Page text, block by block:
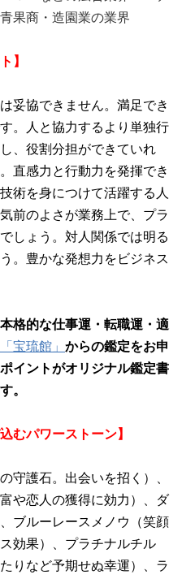
果商・造園業の業界
】
妥協できません。満足でき
。人と協力するより単独行
、役割分担ができていれ
直感力と行動力を発揮でき
術を身につけて活躍する人
前のよさが業務上で、プラ
しょう。対人関係では明る
。豊かな発想力をビジネス
格的な仕事運・転職運・適
宝琉館」 からの鑑定をお申
イントがオリジナル鑑定書
。
むパワーストーン】
守護石。出会いを招く）、
や恋人の獲得に効力）、ダ
ブルーレースメノウ（笑顔
効果）、プラチナルチル
りなど予期せぬ幸運）、ラ